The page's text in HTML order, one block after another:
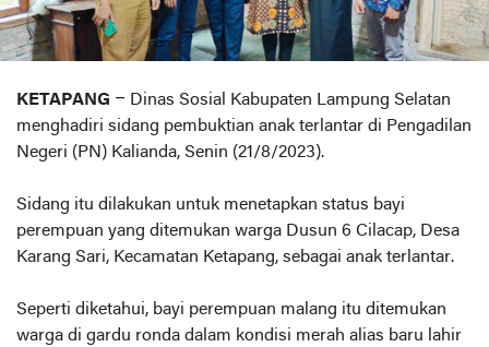
KETAPANG – Dinas Sosial Kabupaten Lampung Selatan
menghadiri sidang pembuktian anak terlantar di Pengadilan
Negeri (PN) Kalianda, Senin (21/8/2023).
Sidang itu dilakukan untuk menetapkan status bayi
perempuan yang ditemukan warga Dusun 6 Cilacap, Desa
Karang Sari, Kecamatan Ketapang, sebagai anak terlantar.
Seperti diketahui, bayi perempuan malang itu ditemukan
warga di gardu ronda dalam kondisi merah alias baru lahir